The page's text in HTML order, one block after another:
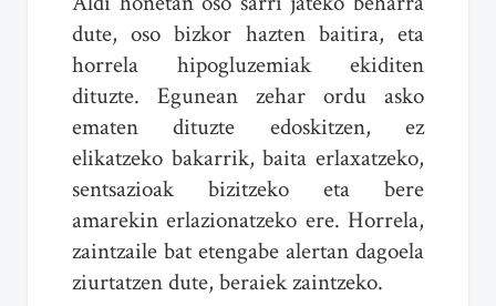
dute, oso bizkor hazten baitira, eta
horrela hipogluzemiak ekiditen
dituzte. Egunean zehar ordu asko
ematen dituzte edoskitzen, ez
elikatzeko bakarrik, baita erlaxatzeko,
sentsazioak bizitzeko eta bere
amarekin erlazionatzeko ere. Horrela,
zaintzaile bat etengabe alertan dagoela
ziurtatzen dute, beraiek zaintzeko.